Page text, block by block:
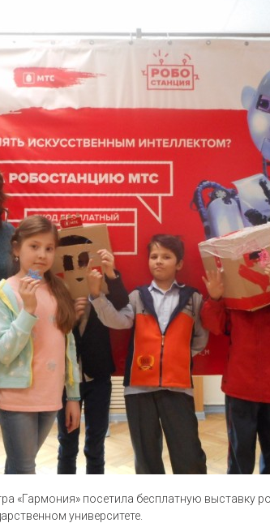
«Гармония» посетила бесплатную выставку
университете.